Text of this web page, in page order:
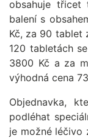
obsahuje třicet
balení s
Kč, za 90 tablet
120 tabletách
3800 Kč a za
výhodná cena
Objednavka,
podléhat
je možné léčivo